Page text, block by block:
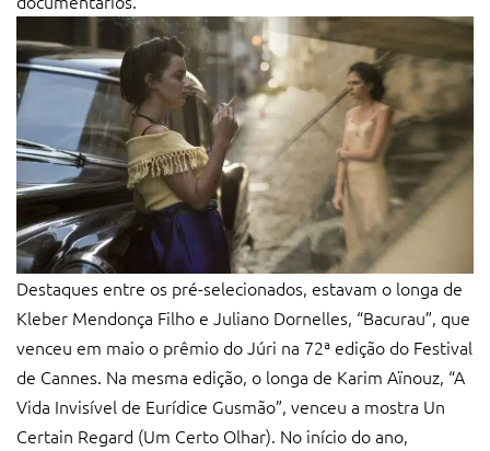
Destaques entre os pré-selecionados, estavam o longa de
Kleber Mendonça Filho e Juliano Dornelles, “Bacurau”, que
venceu em maio o prêmio do Júri na 72ª edição do Festival
de Cannes. Na mesma edição, o longa de Karim Aïnouz, “A
Vida Invisível de Eurídice Gusmão”, venceu a mostra Un
Certain Regard (Um Certo Olhar). No início do ano,